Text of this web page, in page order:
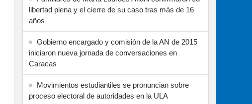
libertad plena y el cierre de su caso tras más de 16
años
Gobierno encargado y comisión de la AN de 2015
iniciaron nueva jornada de conversaciones en
Caracas
Movimientos estudiantiles se pronuncian sobre
proceso electoral de autoridades en la ULA